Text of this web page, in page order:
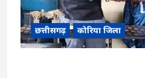
छत्तीसगढ़ कोरिया जिला